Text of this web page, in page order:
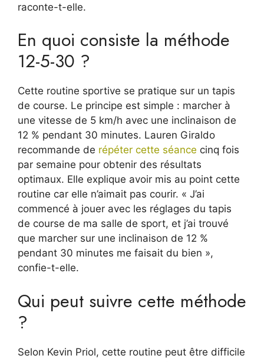
raconte-t-elle.
En quoi consiste la méthode
12-5-30 ?
Cette routine sportive se pratique sur un tapis
de course. Le principe est simple : marcher à
une vitesse de 5 km/h avec une inclinaison de
12 % pendant 30 minutes. Lauren Giraldo
recommande de répéter cette séance cinq fois
par semaine pour obtenir des résultats
optimaux. Elle explique avoir mis au point cette
routine car elle n’aimait pas courir. « J’ai
commencé à jouer avec les réglages du tapis
de course de ma salle de sport, et j’ai trouvé
que marcher sur une inclinaison de 12 %
pendant 30 minutes me faisait du bien »,
confie-t-elle.
Qui peut suivre cette méthode
?
Selon Kevin Priol, cette routine peut être difficile